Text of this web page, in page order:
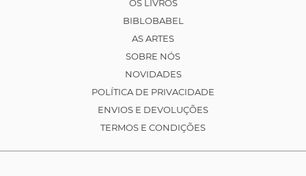
OS LIVROS
BIBLOBABEL
AS ARTES
SOBRE NÓS
NOVIDADES
POLÍTICA DE PRIVACIDADE
ENVIOS E DEVOLUÇÕES
TERMOS E CONDIÇÕES